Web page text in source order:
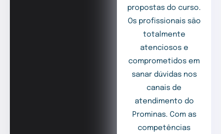
propostas do curso.
Os profissionais são
totalmente
atenciosos e
comprometidos em
sanar dúvidas nos
canais de
atendimento do
Prominas. Com as
competências